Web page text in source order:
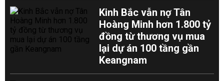
Kinh Bắc vẫn nợ Tân
Hoàng Minh hơn 1.800 tỷ
đồng từ thương vụ mua
lại dự án 100 tầng gần
Keangnam